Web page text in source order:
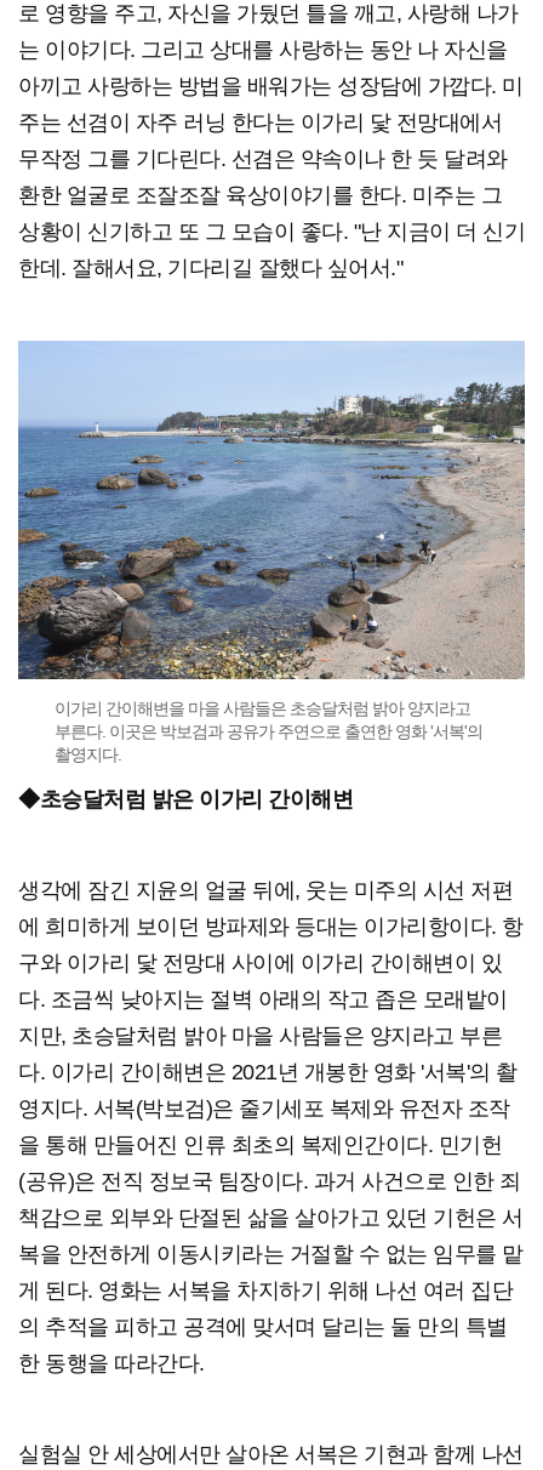
로 영향을 주고, 자신을 가뒀던 틀을 깨고, 사랑해 나가
는 이야기다. 그리고 상대를 사랑하는 동안 나 자신을
아끼고 사랑하는 방법을 배워가는 성장담에 가깝다. 미
주는 선겸이 자주 러닝 한다는 이가리 닻 전망대에서
무작정 그를 기다린다. 선겸은 약속이나 한 듯 달려와
환한 얼굴로 조잘조잘 육상이야기를 한다. 미주는 그
상황이 신기하고 또 그 모습이 좋다. "난 지금이 더 신기
한데. 잘해서요, 기다리길 잘했다 싶어서."
이가리 간이해변을 마을 사람들은 초승달처럼 밝아 양지라고
부른다. 이곳은 박보검과 공유가 주연으로 출연한 영화 '서복'의
촬영지다.
◆초승달처럼 밝은 이가리 간이해변
생각에 잠긴 지윤의 얼굴 뒤에, 웃는 미주의 시선 저편
에 희미하게 보이던 방파제와 등대는 이가리항이다. 항
구와 이가리 닻 전망대 사이에 이가리 간이해변이 있
다. 조금씩 낮아지는 절벽 아래의 작고 좁은 모래밭이
지만, 초승달처럼 밝아 마을 사람들은 양지라고 부른
다. 이가리 간이해변은 2021년 개봉한 영화 '서복'의 촬
영지다. 서복(박보검)은 줄기세포 복제와 유전자 조작
을 통해 만들어진 인류 최초의 복제인간이다. 민기헌
(공유)은 전직 정보국 팀장이다. 과거 사건으로 인한 죄
책감으로 외부와 단절된 삶을 살아가고 있던 기헌은 서
복을 안전하게 이동시키라는 거절할 수 없는 임무를 맡
게 된다. 영화는 서복을 차지하기 위해 나선 여러 집단
의 추적을 피하고 공격에 맞서며 달리는 둘 만의 특별
한 동행을 따라간다.
실험실 안 세상에서만 살아온 서복은 기현과 함께 나선